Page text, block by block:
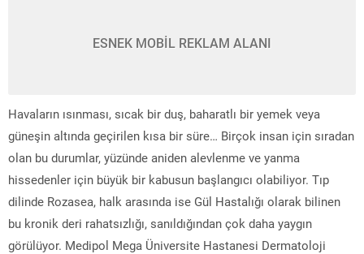
ESNEK MOBİL REKLAM ALANI
Havaların ısınması, sıcak bir duş, baharatlı bir yemek veya
güneşin altında geçirilen kısa bir süre… Birçok insan için sıradan
olan bu durumlar, yüzünde aniden alevlenme ve yanma
hissedenler için büyük bir kabusun başlangıcı olabiliyor. Tıp
dilinde Rozasea, halk arasında ise Gül Hastalığı olarak bilinen
bu kronik deri rahatsızlığı, sanıldığından çok daha yaygın
görülüyor. Medipol Mega Üniversite Hastanesi Dermatoloji